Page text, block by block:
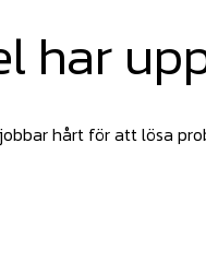
har
hårt för att lösa